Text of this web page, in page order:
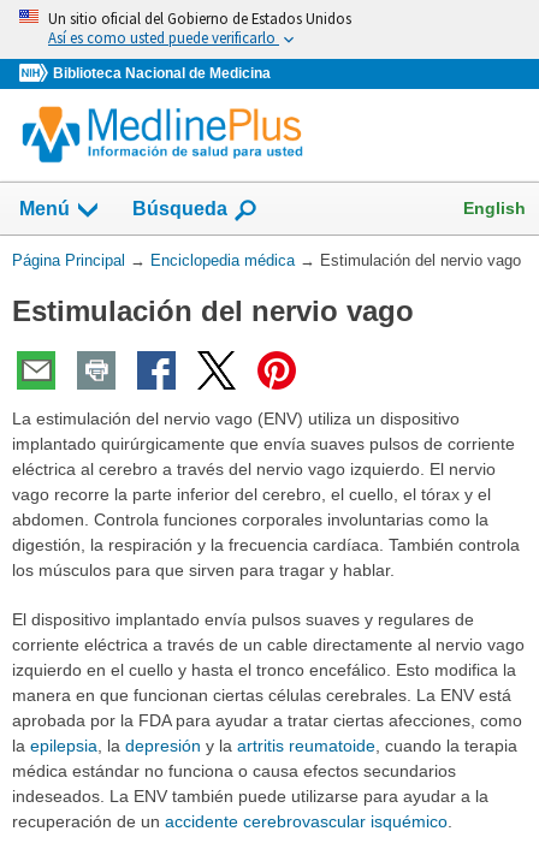
Omita
vaya
al
Contenido
Un sitio oficial del Gobierno de Estados Unidos
Así es como usted puede verificarlo
Biblioteca Nacional de Medicina
Menú Búsqueda English
Usted
aquí:
Página Principal → Enciclopedia médica → Estimulación del nervio vago
Estimulación del nervio vago
La estimulación del nervio vago (ENV) utiliza un dispositivo
implantado quirúrgicamente que envía suaves pulsos de corriente
eléctrica al cerebro a través del nervio vago izquierdo. El nervio
vago recorre la parte inferior del cerebro, el cuello, el tórax y el
abdomen. Controla funciones corporales involuntarias como la
digestión, la respiración y la frecuencia cardíaca. También controla
los músculos para que sirven para tragar y hablar.
El dispositivo implantado envía pulsos suaves y regulares de
corriente eléctrica a través de un cable directamente al nervio vago
izquierdo en el cuello y hasta el tronco encefálico. Esto modifica la
manera en que funcionan ciertas células cerebrales. La ENV está
aprobada por la FDA para ayudar a tratar ciertas afecciones, como
la epilepsia , la depresión y la artritis reumatoide , cuando la terapia
médica estándar no funciona o causa efectos secundarios
indeseados. La ENV también puede utilizarse para ayudar a la
recuperación de un accidente cerebrovascular isquémico